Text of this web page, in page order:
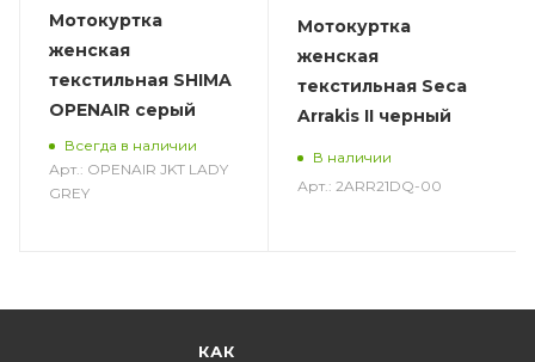
Мотокуртка
женская
текстильная SHIMA
OPENAIR серый
Всегда в наличии
Арт.: OPENAIR JKT LADY
GREY
Мотокуртка
женская
текстильная Seca
Arrakis II черный
В наличии
Арт.: 2ARR21DQ-00
КАК